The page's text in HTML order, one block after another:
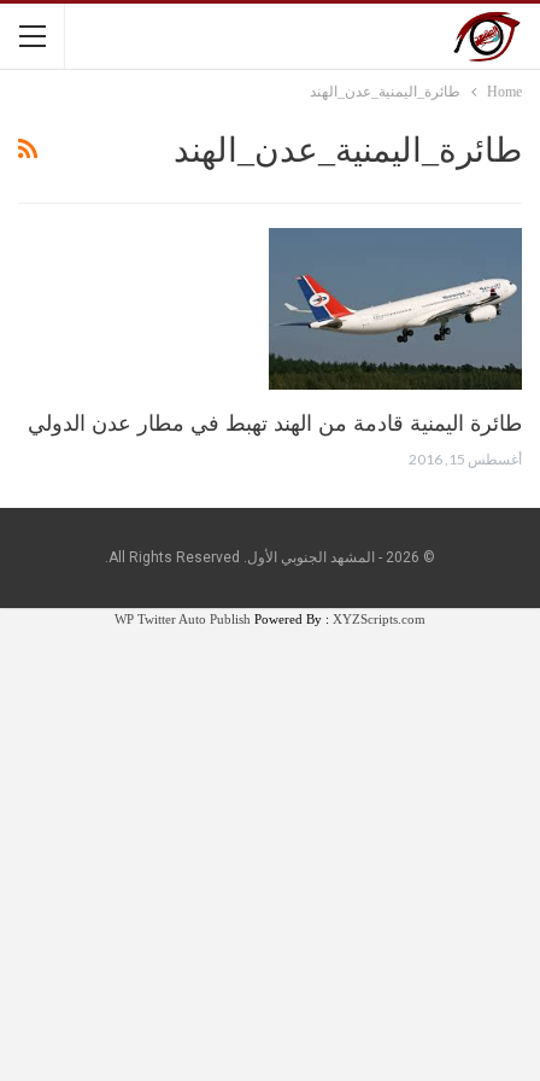
Home طائرة_اليمنية_عدن_الهند
طائرة_اليمنية_عدن_الهند
طائرة اليمنية قادمة من الهند تهبط في مطار عدن الدولي
أغسطس 15, 2016
© 2026 - المشهد الجنوبي الأول. All Rights Reserved.
WP Twitter Auto Publish Powered By : XYZScripts.com